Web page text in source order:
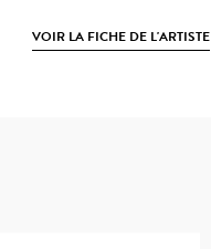
VOIR LA FICHE DE L'ARTISTE